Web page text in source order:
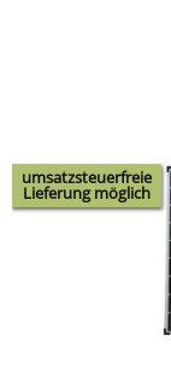
umsatzsteuerfreie
Lieferung möglich